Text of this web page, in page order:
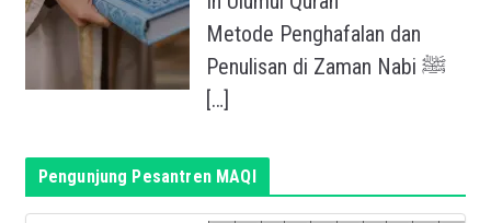
Metode Penghafalan dan
Penulisan di Zaman Nabi ﷺ
[…]
Pengunjung Pesantren MAQI